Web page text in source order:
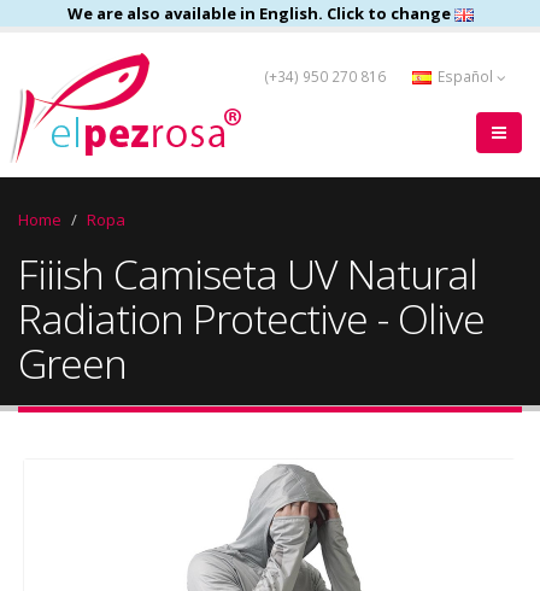
We are also available in English. Click to change
(+34) 950 270 816 Español
Home Ropa
Fiiish Camiseta UV Natural
Radiation Protective - Olive
Green